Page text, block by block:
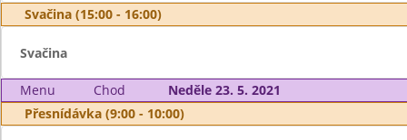
Svačina (15:00 - 16:00)
Svačina
Menu Chod
Neděle 23. 5. 2021
Přesnídávka (9:00 - 10:00)